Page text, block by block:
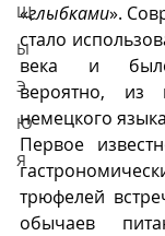
Щ
Ы
Э
Ю
Я
«глыбками».
стало
века и было
вероятно, из
немецкого
Первое
трюфелей
обычаев